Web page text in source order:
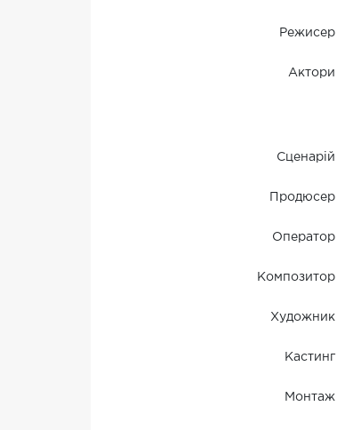
Режисер
Актори
Сценарій
Продюсер
Оператор
Композитор
Художник
Кастинг
Монтаж